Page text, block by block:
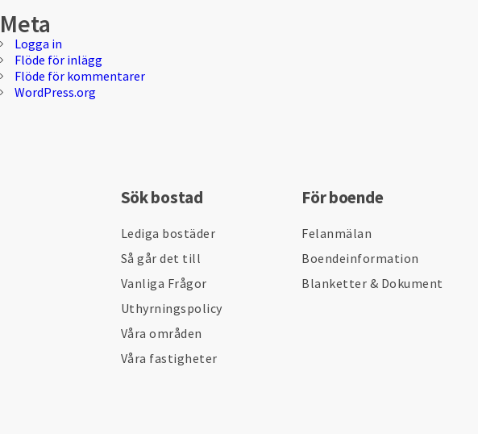
Meta
Logga in
Flöde för inlägg
Flöde för kommentarer
WordPress.org
Sök bostad
Lediga bostäder
Så går det till
Vanliga Frågor
Uthyrningspolicy
Våra områden
Våra fastigheter
För boende
Felanmälan
Boendeinformation
Blanketter & Dokument